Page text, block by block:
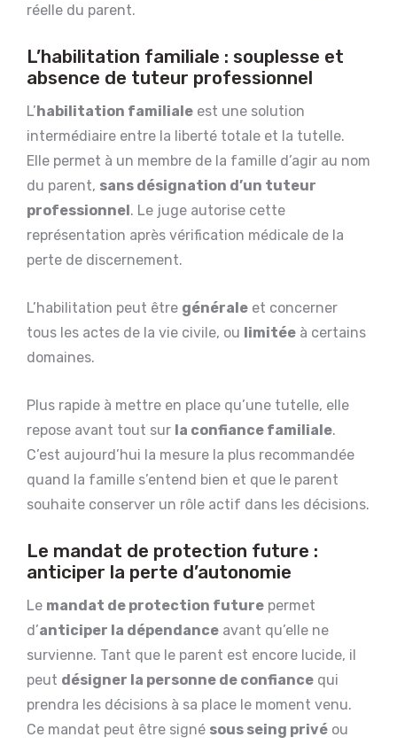
réelle du parent.
L’habilitation familiale : souplesse et
absence de tuteur professionnel
L’habilitation familiale est une solution
intermédiaire entre la liberté totale et la tutelle.
Elle permet à un membre de la famille d’agir au nom
du parent, sans désignation d’un tuteur
professionnel. Le juge autorise cette
représentation après vérification médicale de la
perte de discernement.
L’habilitation peut être générale et concerner
tous les actes de la vie civile, ou limitée à certains
domaines.
Plus rapide à mettre en place qu’une tutelle, elle
repose avant tout sur la confiance familiale.
C’est aujourd’hui la mesure la plus recommandée
quand la famille s’entend bien et que le parent
souhaite conserver un rôle actif dans les décisions.
Le mandat de protection future :
anticiper la perte d’autonomie
Le mandat de protection future permet
d’anticiper la dépendance avant qu’elle ne
survienne. Tant que le parent est encore lucide, il
peut désigner la personne de confiance qui
prendra les décisions à sa place le moment venu.
Ce mandat peut être signé sous seing privé ou